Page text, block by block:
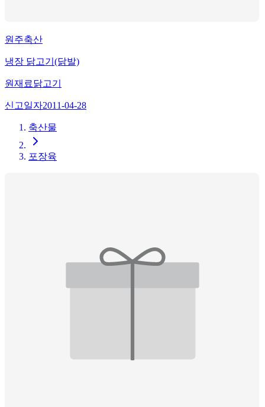
원주축산
냉장 닭고기(닭발)
원재료닭고기
신고일자2011-04-28
축산물
포장육